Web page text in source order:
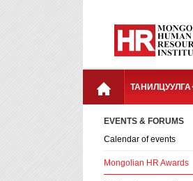
ТАНИЛЦУУЛГА
EVENTS & FORUMS
Calendar of events
Mongolian HR Awards